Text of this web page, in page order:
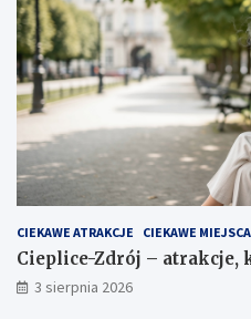
CIEKAWE ATRAKCJE CIEKAWE MIEJSCA
Cieplice-Zdrój – atrakcje,
3 sierpnia 2026